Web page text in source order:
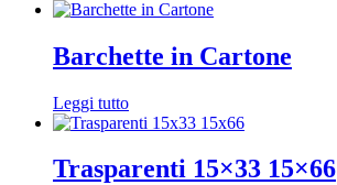
Barchette in Cartone
Leggi tutto
Trasparenti 15×33 15×66